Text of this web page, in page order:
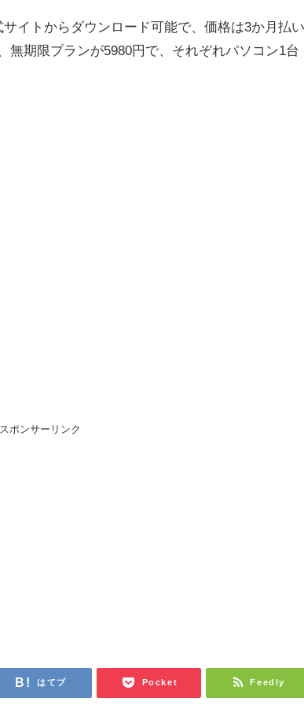
イトからダウンロード可能で、価格は3か月払
無期限プランが5980円で、それぞれパソコン1台
スポンサーリンク
はてブ Pocket Feedly